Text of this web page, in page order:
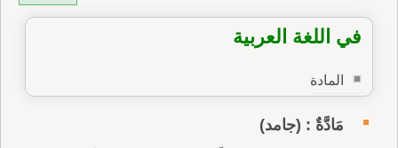
في اللغة العربية
المادة
مَادَّةٌ : (جامد)